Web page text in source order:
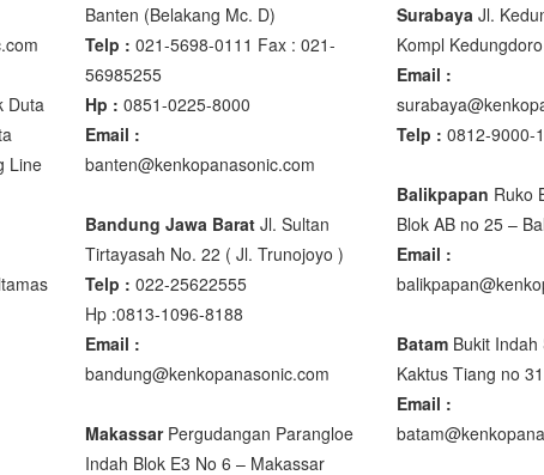
Osuka
OSK – 1000
OSK – 3000
Oxone
OX – 488 DIGITAL
Precisa
ES 1220M
Series 320 XB
Rinstrum
Duta
Line
Banten‎ (Belakang Mc. D)
Telp : 021-5698-0111 Fax : 021-
56985255
Hp : 0851-0225-8000
Email :
banten@kenkopanasonic.com
Bandung Jawa BaratJl. Sultan
Tirtayasah‎ No. 22 ( Jl. Trunojoyo )
Telp : 022-25622555
Hp :0813-1096-8188
Email :
bandung@kenkopanasonic.com
MakassarPergudangan Parangloe
Indah Blok E3 No 6 – Makassar
Surabaya Jl.
Kompl
Email :
Telp : 0812-9000-
Balikpapan Ruko
Blok AB no 25 –
Email :
BatamBukit Indah
Kaktus Tiang no
Email :